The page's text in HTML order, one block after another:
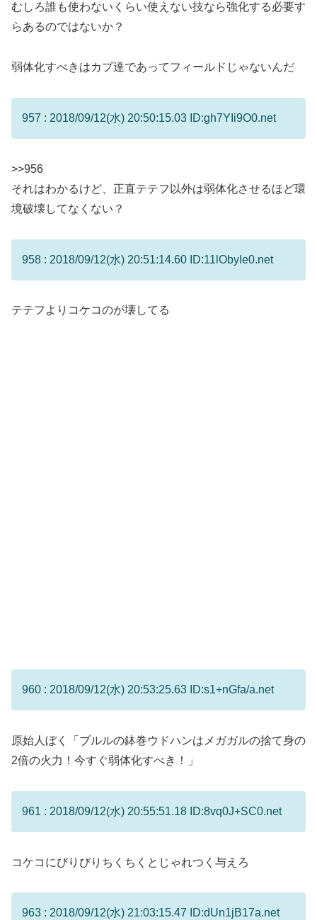
むしろ誰も使わないくらい使えない技なら強化する必要す
らあるのではないか？
弱体化すべきはカプ達であってフィールドじゃないんだ
957 : 2018/09/12(水) 20:50:15.03 ID:gh7YIi9O0.net
>>956
それはわかるけど、正直テテフ以外は弱体化させるほど環
境破壊してなくない？
958 : 2018/09/12(水) 20:51:14.60 ID:11lObyIe0.net
テテフよりコケコのが壊してる
960 : 2018/09/12(水) 20:53:25.63 ID:s1+nGfa/a.net
原始人ぼく「ブルルの鉢巻ウドハンはメガガルの捨て身の
2倍の火力！今すぐ弱体化すべき！」
961 : 2018/09/12(水) 20:55:51.18 ID:8vq0J+SC0.net
コケコにびりびりちくちくとじゃれつく与えろ
963 : 2018/09/12(水) 21:03:15.47 ID:dUn1jB17a.net